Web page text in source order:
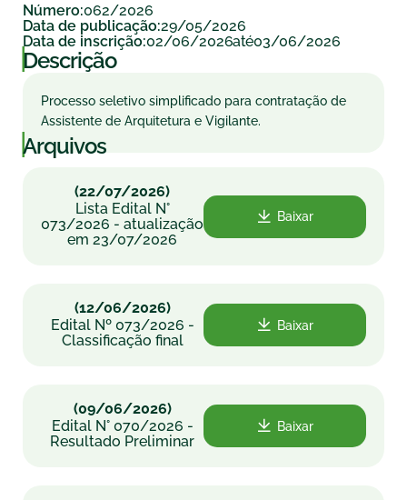
Número:062/2026
Data de publicação:29/05/2026
Data de inscrição:02/06/2026até03/06/2026
|Descrição
Processo seletivo simplificado para contratação de
Assistente de Arquitetura e Vigilante.
|Arquivos
(22/07/2026)
Lista Edital N°
073/2026 - atualização
em 23/07/2026
Baixar
(12/06/2026)
Edital Nº 073/2026 -
Classificação final
Baixar
(09/06/2026)
Edital N° 070/2026 -
Resultado Preliminar
Baixar